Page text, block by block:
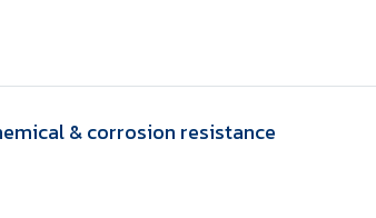
& corrosion resistance